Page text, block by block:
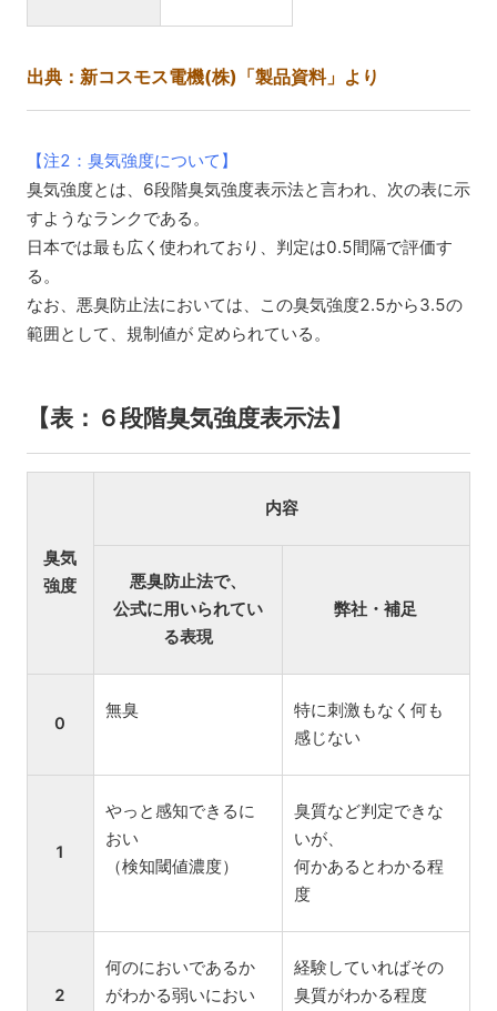
出典：新コスモス電機(株)「製品資料」より
【注2：臭気強度について】
臭気強度とは、6段階臭気強度表示法と言われ、次の表に示
すようなランクである。
日本では最も広く使われており、判定は0.5間隔で評価す
る。
なお、悪臭防止法においては、この臭気強度2.5から3.5の
範囲として、規制値が 定められている。
【表：６段階臭気強度表示法】
臭気
強度
内容
悪臭防止法で、
公式に用いられてい
る表現
弊社・補足
0
無臭
特に刺激もなく何も
感じない
1
やっと感知できるに
おい
（検知閾値濃度）
臭質など判定できな
いが、
何かあるとわかる程
度
2
何のにおいであるか
がわかる弱いにおい
経験していればその
臭質がわかる程度